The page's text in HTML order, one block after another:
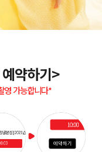
약하기>
영 가능합니다*